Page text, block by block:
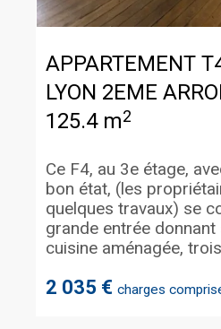
APPARTEMENT
LYON 2EME
125.4 m2
2 035 € charges
Ce F4, au 3e étage,
bon état, (les
quelques travaux) se
grande entrée
cuisine aménagée,